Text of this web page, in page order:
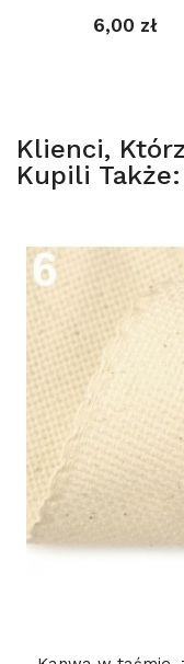
6,00 zł
Klienci,
Kupili Także: